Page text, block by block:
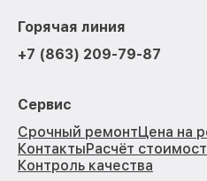
Горячая линия
+7 (863) 209-79-87
Сервис
Срочный ремонтЦена на
КонтактыРасчёт
Контроль качества